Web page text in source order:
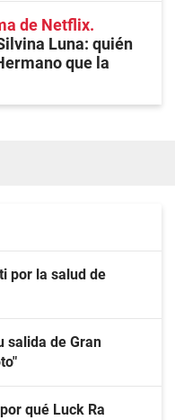
de Netflix
Luna: quién
que la
por la salud de
salida de Gran
qué Luck Ra